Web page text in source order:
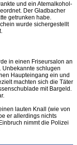
und ein Atemalkohol-
Der Gladbacher
getrunken habe.
wurde sichergestellt
in einen Friseursalon an
Unbekannte schlugen
Haupteingang ein und
machten sich die Täter
mit Bargeld.
lauten Knall (wie von
er allerdings nichts
nimmt die Polizei